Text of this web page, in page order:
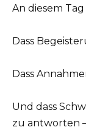
An diesem
Dass
Dass
Und dass
zu antworten